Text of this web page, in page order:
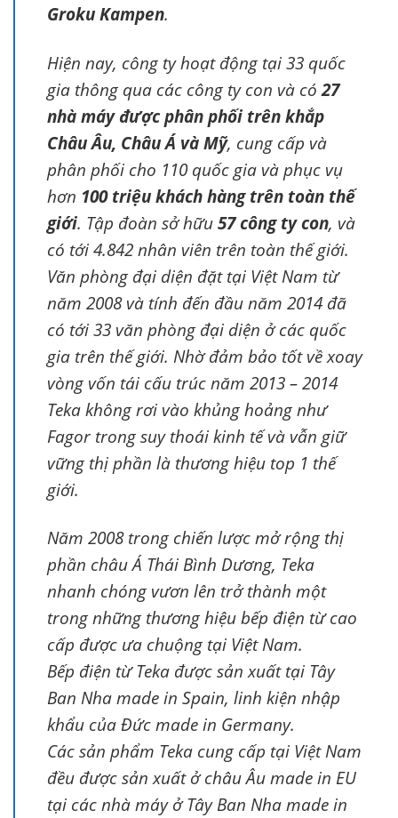
Groku Kampen.
Hiện nay, công ty hoạt động tại 33 quốc
gia thông qua các công ty con và có27
nhà máy được phân phối trên khắp
Châu Âu, Châu Á và Mỹ, cung cấp và
phân phối cho 110 quốc gia và phục vụ
hơn 100 triệu khách hàng trên toàn thế
giới. Tập đoàn sở hữu57 công ty con, và
có tới 4.842 nhân viên trên toàn thế giới.
Văn phòng đại diện đặt tại Việt Nam từ
năm 2008 và tính đến đầu năm 2014 đã
có tới 33 văn phòng đại diện ở các quốc
gia trên thế giới. Nhờ đảm bảo tốt về xoay
vòng vốn tái cấu trúc năm 2013 – 2014
Teka không rơi vào khủng hoảng như
Fagor trong suy thoái kinh tế và vẫn giữ
vững thị phần là thương hiệu top 1 thế
giới.
Năm 2008 trong chiến lược mở rộng thị
phần châu Á Thái Bình Dương, Teka
nhanh chóng vươn lên trở thành một
trong những thương hiệu bếp điện từ cao
cấp được ưa chuộng tại Việt Nam.
Bếp điện từ Teka được sản xuất tại Tây
Ban Nha made in Spain, linh kiện nhập
khẩu của Đức made in Germany.
Các sản phẩm Teka cung cấp tại Việt Nam
đều được sản xuất ở châu Âu made in EU
tại các nhà máy ở Tây Ban Nha made in